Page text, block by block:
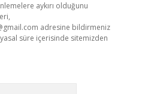
aykırı olduğunu
adresine bildirmeniz
süre içerisinde sitemizden